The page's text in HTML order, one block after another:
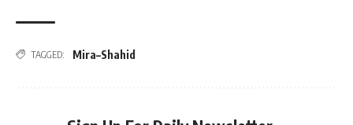
TAGGED: Mira–Shahid